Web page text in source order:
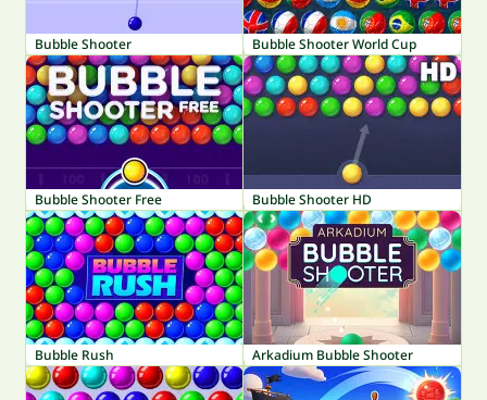
Bubble Shooter Bubble Shooter World Cup
Bubble Shooter Free Bubble Shooter HD
Bubble Rush Arkadium Bubble Shooter